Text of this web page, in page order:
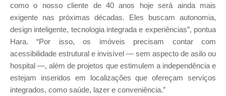
como o nosso cliente de 40 anos hoje será ainda mais
exigente nas próximas décadas. Eles buscam autonomia,
design inteligente, tecnologia integrada e experiências”, pontua
Hara. “Por isso, os imóveis precisam contar com
acessibilidade estrutural e invisível — sem aspecto de asilo ou
hospital —, além de projetos que estimulem a independência e
estejam inseridos em localizações que ofereçam serviços
integrados, como saúde, lazer e conveniência.”